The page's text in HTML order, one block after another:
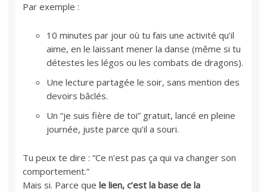
Par exemple :
10 minutes par jour où tu fais une activité qu’il
aime, en le laissant mener la danse (même si tu
détestes les légos ou les combats de dragons).
Une lecture partagée le soir, sans mention des
devoirs bâclés.
Un “je suis fière de toi” gratuit, lancé en pleine
journée, juste parce qu’il a souri.
Tu peux te dire : “Ce n’est pas ça qui va changer son
comportement.”
Mais si. Parce quele lien, c’est la base de la